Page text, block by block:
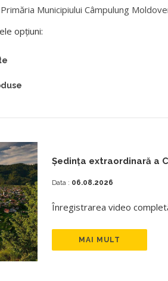
Municipiului Câmpulung
opțiuni:
Ședința extraordinară a
Data : 06.08.2026
Înregistrarea video
MAI MULT